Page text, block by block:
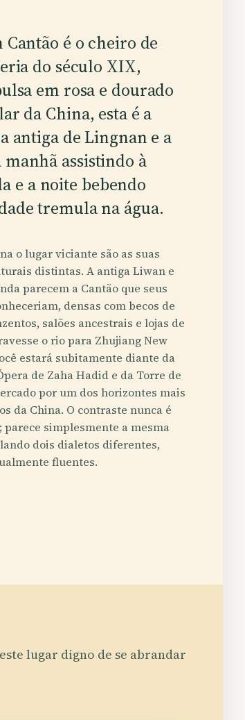
é o cheiro de
do século XIX,
em rosa e dourado
da China, esta é a
antiga de Lingnan e a
manhã assistindo à
e a noite bebendo
tremula na água.
o lugar viciante são as suas
distintas. A antiga Liwan e
parecem a Cantão que seus
densas com becos de
salões ancestrais e lojas de
o rio para Zhujiang New
estará subitamente diante da
de Zaha Hadid e da Torre de
por um dos horizontes mais
da China. O contraste nunca é
parece simplesmente a mesma
dois dialetos diferentes,
fluentes.
lugar digno de se abrandar